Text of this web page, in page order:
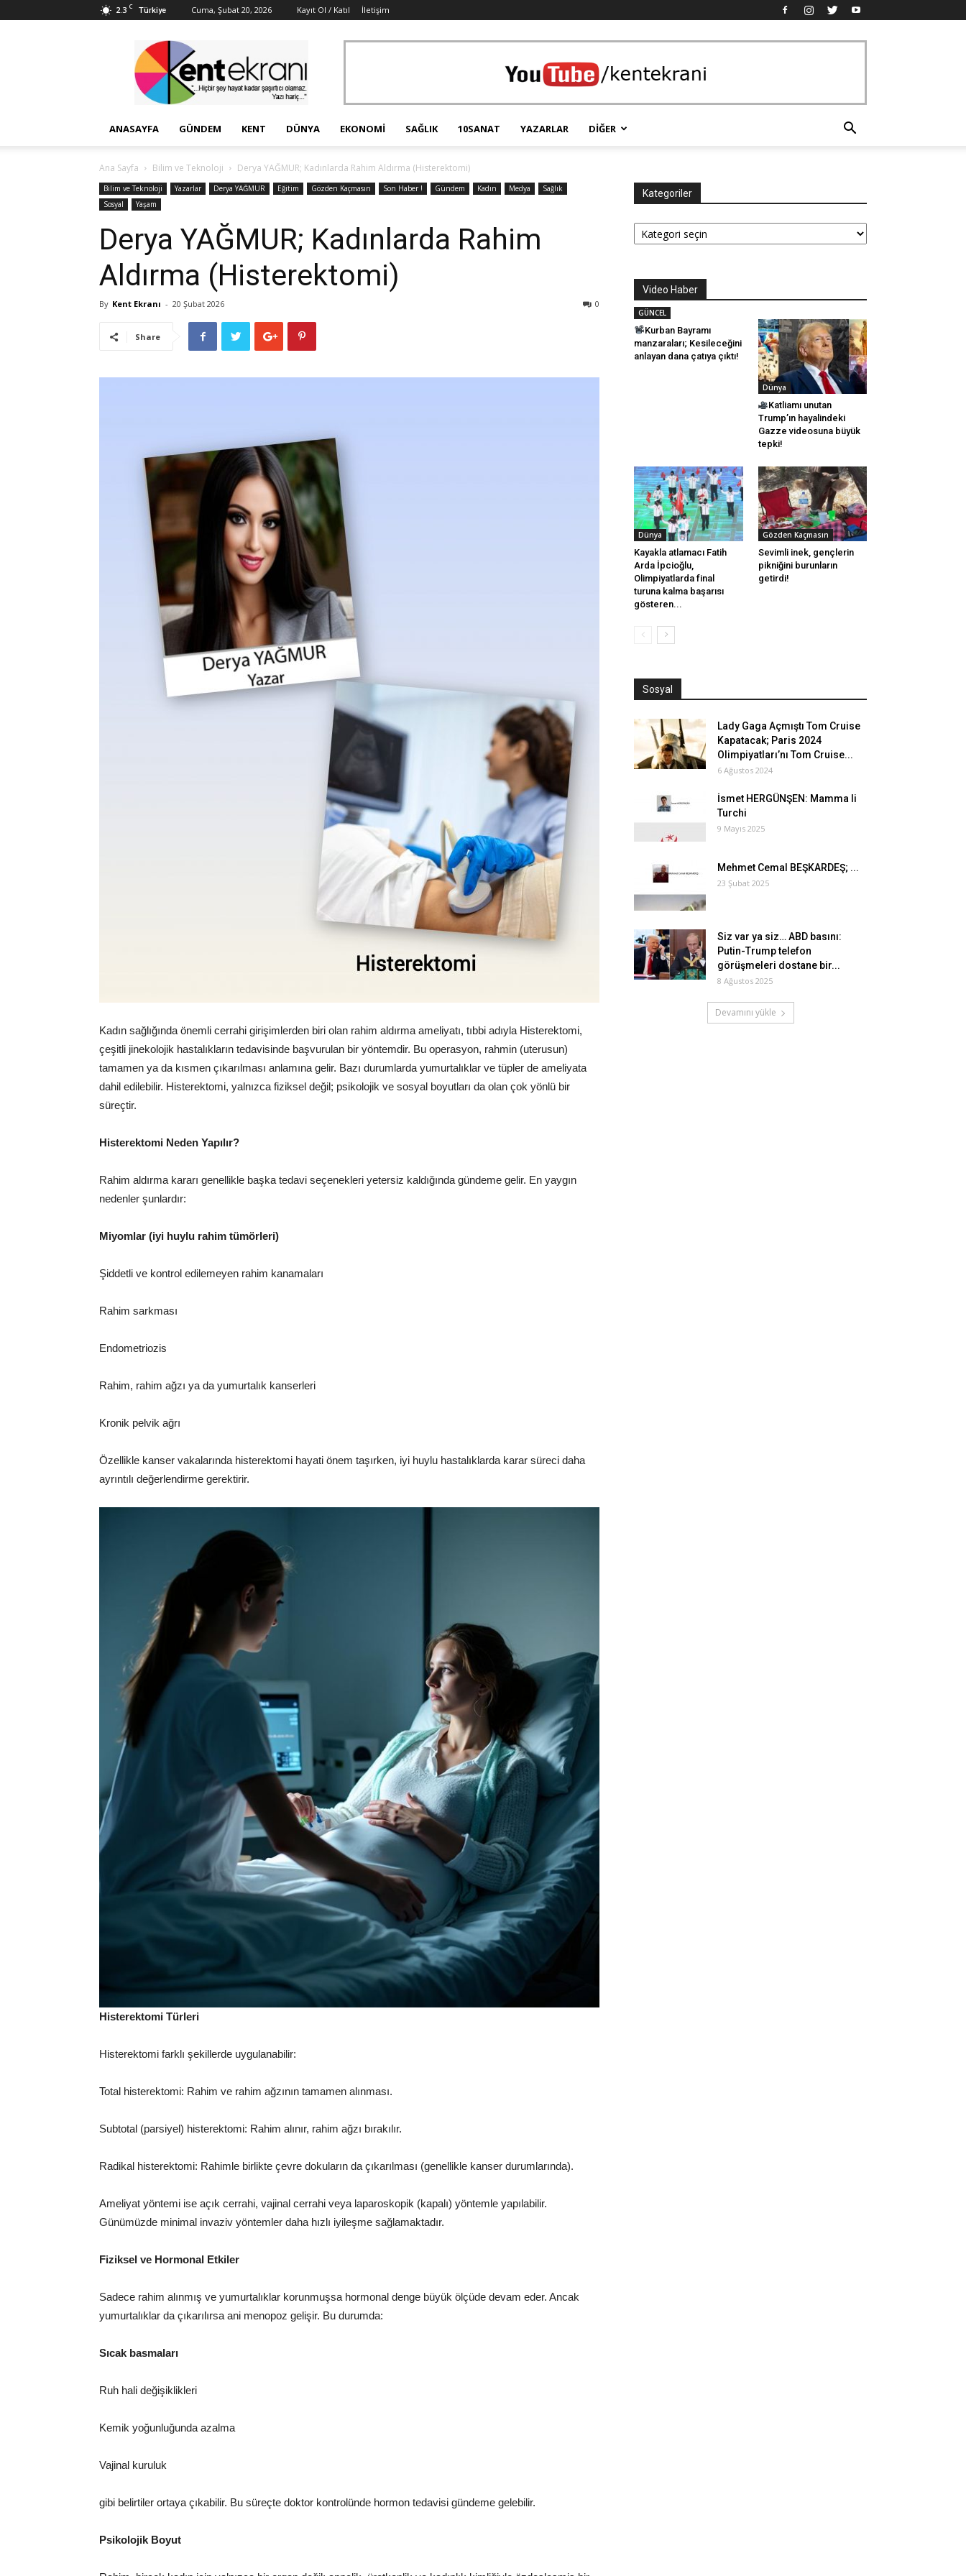
2.3 C Türkiye Cuma, Şubat 20, 2026 Kayıt Ol / Katıl İletişim
Ekranı
ANASAYFA GÜNDEM KENT DÜNYA EKONOMI SAĞLIK 10SANAT YAZARLAR DIĞER
Ana Sayfa Bilim ve Teknoloji Derya YAĞMUR; Kadınlarda Rahim Aldırma (Histerektomi)
Bilim ve Teknoloji Yazarlar Derya YAĞMUR Eğitim Gözden Kaçmasın Son Haber ! Gündem Kadın Medya
Sağlık
Sosyal
Yaşam
Derya YAĞMUR; Kadınlarda Rahim
Aldırma (Histerektomi)
By Kent Ekranı - 20 Şubat 2026 0
Share
Kadın sağlığında önemli cerrahi girişimlerden biri olan rahim aldırma ameliyatı, tıbbi adıyla Histerektomi,
çeşitli jinekolojik hastalıkların tedavisinde başvurulan bir yöntemdir. Bu operasyon, rahmin (uterusun)
tamamen ya da kısmen çıkarılması anlamına gelir. Bazı durumlarda yumurtalıklar ve tüpler de ameliyata
dahil edilebilir. Histerektomi, yalnızca fiziksel değil; psikolojik ve sosyal boyutları da olan çok yönlü bir
süreçtir.
Histerektomi Neden Yapılır?
Rahim aldırma kararı genellikle başka tedavi seçenekleri yetersiz kaldığında gündeme gelir. En yaygın
nedenler şunlardır:
Miyomlar (iyi huylu rahim tümörleri)
Şiddetli ve kontrol edilemeyen rahim kanamaları
Rahim sarkması
Endometriozis
Rahim, rahim ağzı ya da yumurtalık kanserleri
Kronik pelvik ağrı
Özellikle kanser vakalarında histerektomi hayati önem taşırken, iyi huylu hastalıklarda karar süreci daha
ayrıntılı değerlendirme gerektirir.
Histerektomi Türleri
Histerektomi farklı şekillerde uygulanabilir:
Total histerektomi: Rahim ve rahim ağzının tamamen alınması.
Subtotal (parsiyel) histerektomi: Rahim alınır, rahim ağzı bırakılır.
Radikal histerektomi: Rahimle birlikte çevre dokuların da çıkarılması (genellikle kanser durumlarında).
Ameliyat yöntemi ise açık cerrahi, vajinal cerrahi veya laparoskopik (kapalı) yöntemle yapılabilir.
Günümüzde minimal invaziv yöntemler daha hızlı iyileşme sağlamaktadır.
Fiziksel ve Hormonal Etkiler
Sadece rahim alınmış ve yumurtalıklar korunmuşsa hormonal denge büyük ölçüde devam eder. Ancak
yumurtalıklar da çıkarılırsa ani menopoz gelişir. Bu durumda:
Sıcak basmaları
Ruh hali değişiklikleri
Kemik yoğunluğunda azalma
Vajinal kuruluk
gibi belirtiler ortaya çıkabilir. Bu süreçte doktor kontrolünde hormon tedavisi gündeme gelebilir.
Psikolojik Boyut
Kategoriler
Kategoriler
Video Haber
GÜNCEL
Kurban Bayramı
manzaraları; Kesileceğini
anlayan dana çatıya çıktı!
Dünya
Katliamı unutan
Trump’ın hayalindeki
Gazze videosuna büyük
tepki!
Dünya
Kayakla atlamacı Fatih
Arda İpcioğlu,
Olimpiyatlarda final
turuna kalma başarısı
gösteren...
Gözden Kaçmasın
Sevimli inek, gençlerin
pikniğini burunların
getirdi!
Sosyal
Lady Gaga Açmıştı Tom Cruise
Kapatacak; Paris 2024
Olimpiyatları’nı Tom Cruise...
6 Ağustos 2024
İsmet HERGÜNŞEN: Mamma li
Turchi
9 Mayıs 2025
Mehmet Cemal BEŞKARDEŞ; ...
23 Şubat 2025
Siz var ya siz… ABD basını:
Putin-Trump telefon
görüşmeleri dostane bir...
8 Ağustos 2025
Devamını yükle